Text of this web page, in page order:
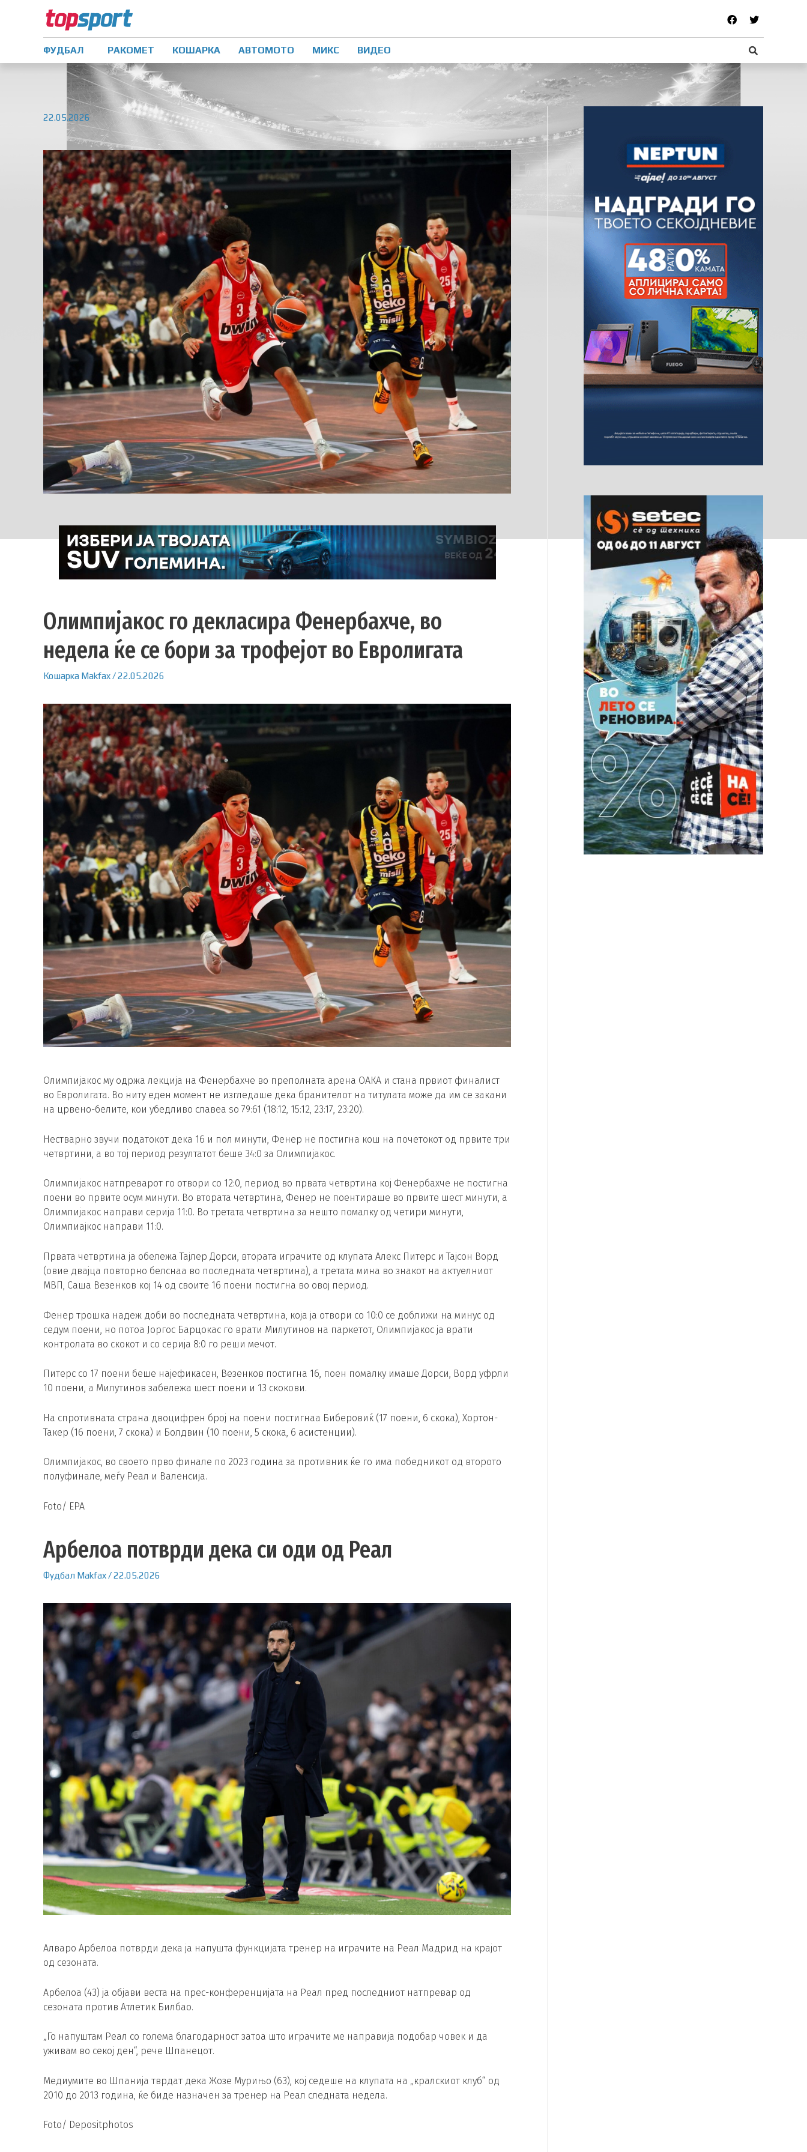
ФУДБАЛ РАКОМЕТ КОШАРКА АВТОМОТО МИКС ВИДЕО
22.05.2026
Олимпијакос го декласира Фенербахче, во
недела ќе се бори за трофејот во Евролигата
Кошарка Makfax/22.05.2026
Олимпијакос му одржа лекција на Фенербахче во преполната арена ОАКА и стана првиот финалист
во Евролигата. Во ниту еден момент не изгледаше дека бранителот на титулата може да им се закани
на црвено-белите, кои убедливо славеа so 79:61 (18:12, 15:12, 23:17, 23:20).
Нестварно звучи податокот дека 16 и пол минути, Фенер не постигна кош на почетокот од првите три
четвртини, а во тој период резултатот беше 34:0 за Олимпијакос.
Олимпијакос натпреварот го отвори со 12:0, период во првата четвртина кој Фенербахче не постигна
поени во првите осум минути. Во втората четвртина, Фенер не поентираше во првите шест минути, а
Олимпијакос направи серија 11:0. Во третата четвртина за нешто помалку од четири минути,
Олимпиајкос направи 11:0.
Првата четвртина ја обележа Тајлер Дорси, втората играчите од клупата Алекс Питерс и Тајсон Ворд
(овие двајца повторно белснаа во последната четвртина), а третата мина во знакот на актуелниот
МВП, Саша Везенков кој 14 од своите 16 поени постигна во овој период.
Фенер трошка надеж доби во последната четвртина, која ја отвори со 10:0 се доближи на минус од
седум поени, но потоа Јоргос Барцокас го врати Милутинов на паркетот, Олимпијакос ја врати
контролата во скокот и со серија 8:0 го реши мечот.
Питерс со 17 поени беше најефикасен, Везенков постигна 16, поен помалку имаше Дорси, Ворд уфрли
10 поени, а Милутинов забележа шест поени и 13 скокови.
На спротивната страна двоцифрен број на поени постигнаа Биберовиќ (17 поени, 6 скока), Хортон-
Такер (16 поени, 7 скока) и Болдвин (10 поени, 5 скока, 6 асистенции).
Олимпијакос, во своето прво финале по 2023 година за противник ќе го има победникот од второто
полуфинале, меѓу Реал и Валенсија.
Foto/ EPA
Арбелоа потврди дека си оди од Реал
Фудбал Makfax/22.05.2026
Алваро Арбелоа потврди дека ја напушта функцијата тренер на играчите на Реал Мадрид на крајот
од сезоната.
Арбелоа (43) ја објави веста на прес-конференцијата на Реал пред последниот натпревар од
сезоната против Атлетик Билбао.
„Го напуштам Реал со голема благодарност затоа што играчите ме направија подобар човек и да
уживам во секој ден“, рече Шпанецот.
Медиумите во Шпанија тврдат дека Жозе Мурињо (63), кој седеше на клупата на „кралскиот клуб“ од
2010 до 2013 година, ќе биде назначен за тренер на Реал следната недела.
Foto/ Depositphotos